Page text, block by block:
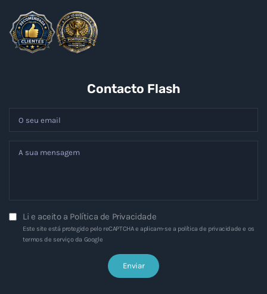
Contacto Flash
Li e aceito a Política de Privacidade
Este site está protegido pelo reCAPTCHA e aplicam-se a política de privacidade e os
termos de serviçoda Google
Enviar